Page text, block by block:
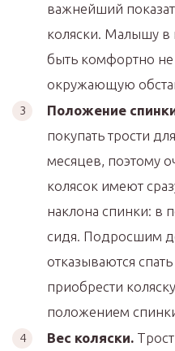
важнейший
коляски. Малышу в
быть комфортно не
окружающую
Положение
покупать трости
месяцев, поэтому
колясок имеют
наклона спинки: в
сидя. Подросшим
отказываются
приобрести
положением
Вес коляски.